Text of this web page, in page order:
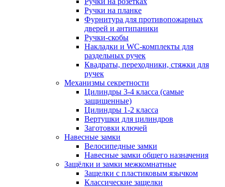
Ручки на планке
Фурнитура для противопожарных
дверей и антипаники
Ручки-скобы
Накладки и WC-комплекты для
раздельных ручек
Квадраты, переходники, стяжки для
ручек
Механизмы секретности
Цилиндры 3-4 класса (самые
защищенные)
Цилиндры 1-2 класса
Вертушки для цилиндров
Заготовки ключей
Навесные замки
Велосипедные замки
Навесные замки общего назначения
Защёлки и замки межкомнатные
Защелки с пластиковым язычком
Классические защелки